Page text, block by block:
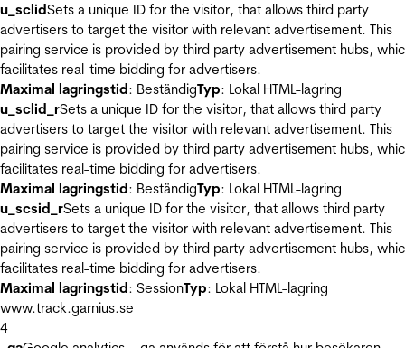
u_sclidSets a unique ID for the visitor, that allows third party
advertisers to target the visitor with relevant advertisement. This
pairing service is provided by third party advertisement hubs,
facilitates real-time bidding for advertisers.
Maximal lagringstid: BeständigTyp: Lokal HTML-lagring
u_sclid_rSets a unique ID for the visitor, that allows third party
advertisers to target the visitor with relevant advertisement. This
pairing service is provided by third party advertisement hubs,
facilitates real-time bidding for advertisers.
Maximal lagringstid: BeständigTyp: Lokal HTML-lagring
u_scsid_rSets a unique ID for the visitor, that allows third party
advertisers to target the visitor with relevant advertisement. This
pairing service is provided by third party advertisement hubs,
facilitates real-time bidding for advertisers.
Maximal lagringstid: SessionTyp: Lokal HTML-lagring
www.track.garnius.se
4